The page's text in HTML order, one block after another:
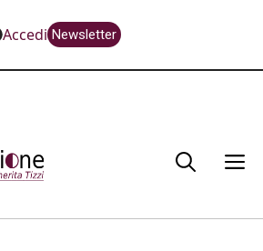
Accedi Newsletter